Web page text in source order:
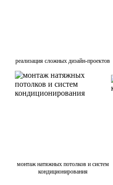
реализация сложных дизайн-проектов
монтаж натяжных потолков и систем
кондиционирования